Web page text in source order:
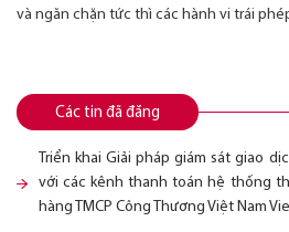
và ngăn chặn tức thì các hành vi trái
Các tin đã đăng
Triển khai Giải pháp giám sát giao
với các kênh thanh toán hệ thống
hàng TMCP Công Thương Việt Nam